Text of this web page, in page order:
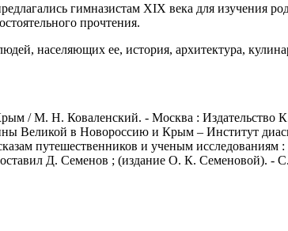
гимназистам XIX века для изучения
прочтения.
населяющих ее, история, архитектура,
/ М. Н. Коваленский. - Москва : Издательство
Великой в Новороссию и Крым – Институт
путешественников и ученым
Д. Семенов ; (издание О. К. Семеновой). -